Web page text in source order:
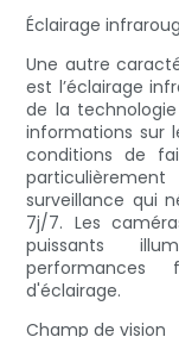
Éclairage
Une autre
est l’éclairage
de la
informations sur
conditions de
surveillance qui
7j/7. Les
puissants
performances
d'éclairage.
Champ de vision